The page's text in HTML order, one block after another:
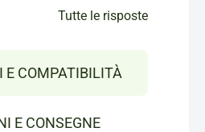
Tutte le risposte
E COMPATIBILITÀ
E CONSEGNE